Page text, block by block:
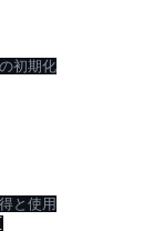
初期化
と使用